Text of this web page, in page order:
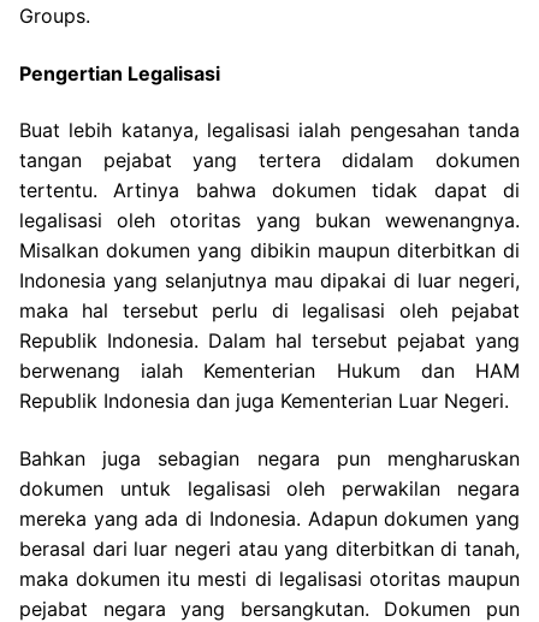
Groups.
Pengertian Legalisasi
Buat lebih katanya, legalisasi ialah pengesahan tanda
tangan pejabat yang tertera didalam dokumen
tertentu. Artinya bahwa dokumen tidak dapat di
legalisasi oleh otoritas yang bukan wewenangnya.
Misalkan dokumen yang dibikin maupun diterbitkan di
Indonesia yang selanjutnya mau dipakai di luar negeri,
maka hal tersebut perlu di legalisasi oleh pejabat
Republik Indonesia. Dalam hal tersebut pejabat yang
berwenang ialah Kementerian Hukum dan HAM
Republik Indonesia dan juga Kementerian Luar Negeri.
Bahkan juga sebagian negara pun mengharuskan
dokumen untuk legalisasi oleh perwakilan negara
mereka yang ada di Indonesia. Adapun dokumen yang
berasal dari luar negeri atau yang diterbitkan di tanah,
maka dokumen itu mesti di legalisasi otoritas maupun
pejabat negara yang bersangkutan. Dokumen pun